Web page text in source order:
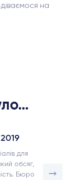
на
для
обсяг,
Бюро